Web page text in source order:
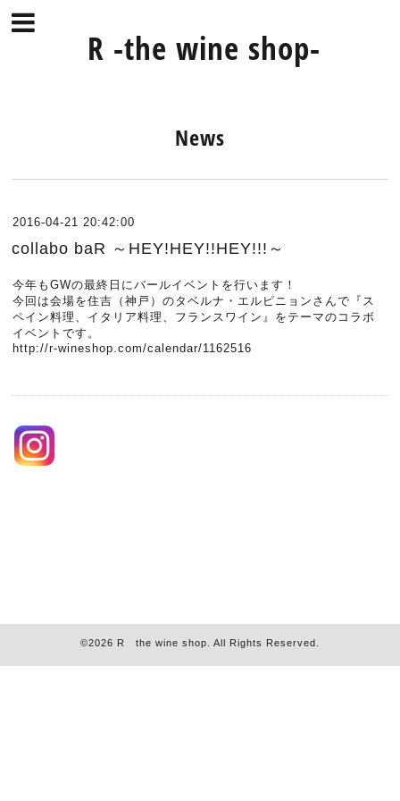
R -the wine shop-
News
2016-04-21 20:42:00
collabo baR ～HEY!HEY!!HEY!!!～
今年もGWの最終日にバールイベントを行います！
今回は会場を住吉（神戸）のタベルナ・エルピニョンさんで『ス
ペイン料理、イタリア料理、フランスワイン』をテーマのコラボ
イベントです。
http://r-wineshop.com/calendar/1162516
©2026 R the wine shop . All Rights Reserved.